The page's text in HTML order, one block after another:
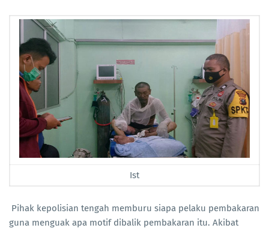
Ist
Pihak kepolisian tengah memburu siapa pelaku pembakaran
guna menguak apa motif dibalik pembakaran itu. Akibat